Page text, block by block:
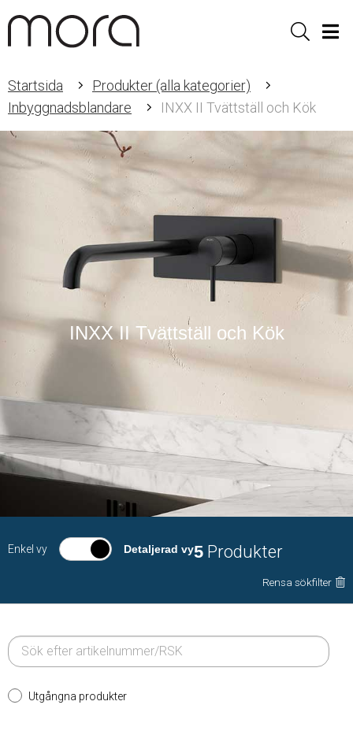
Sök
Startsida
Produkter (alla kategorier)
Inbyggnadsblandare
INXX II Tvättställ och Kök
INXX II Tvättställ och Kök
Enkel vy Detaljerad vy5 Produkter
Rensa sökfilter
Utgångna produkter